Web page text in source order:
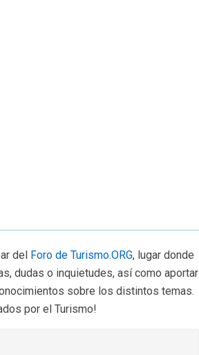
del Foro de Turismo.ORG, lugar donde
dudas o inquietudes, así como aportar
sobre los distintos temas.
por el Turismo!